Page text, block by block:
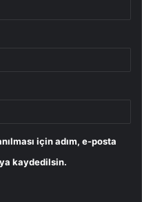
için adım, e-posta
kaydedilsin.